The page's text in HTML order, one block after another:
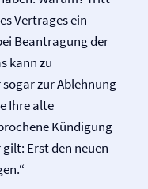
Vertrages ein
Beantragung der
kann zu
zur Ablehnung
Ihre alte
Kündigung
Erst den neuen